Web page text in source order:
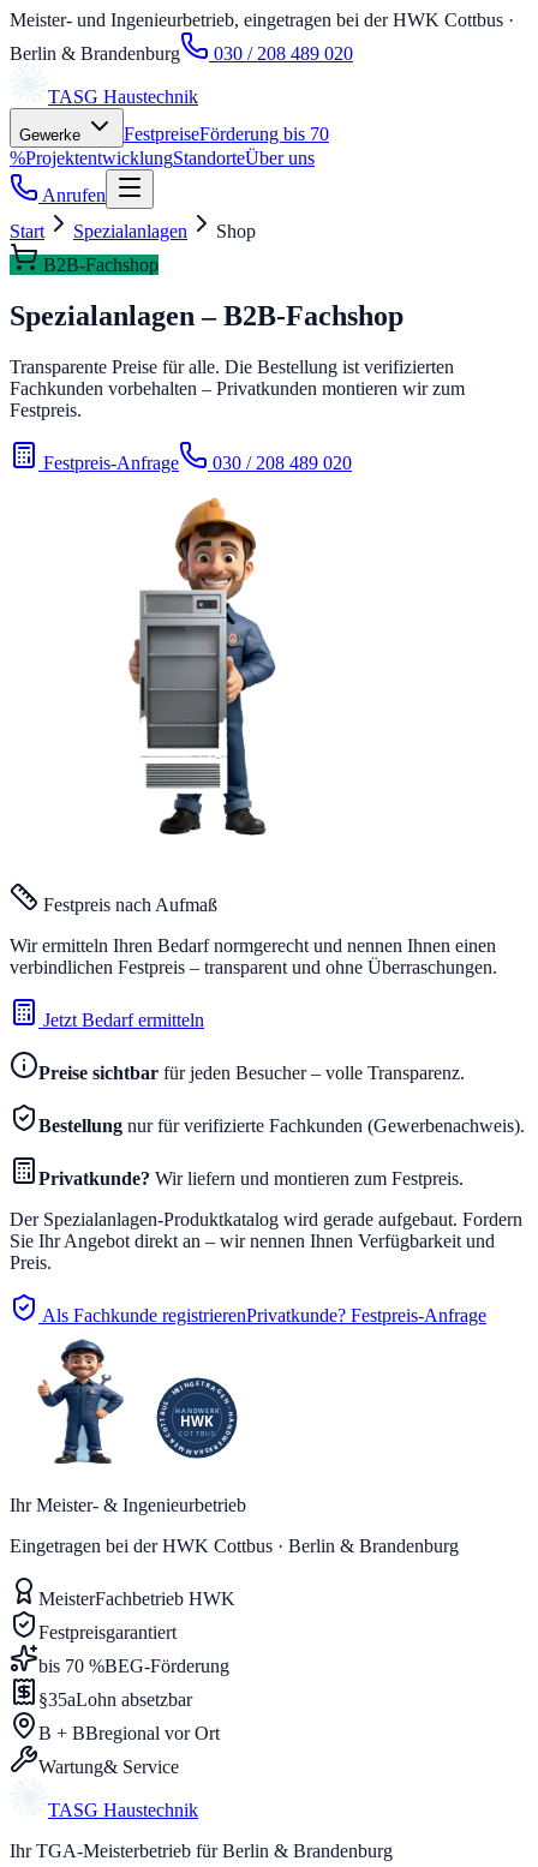
Meister- und Ingenieurbetrieb, eingetragen bei der HWK Cottbus ·
Berlin & Brandenburg
030 / 208 489 020
TASG Haustechnik
Gewerke FestpreiseFörderung bis 70
%ProjektentwicklungStandorteÜber uns
Anrufen
Start
Spezialanlagen
Shop
B2B-Fachshop
Spezialanlagen – B2B-Fachshop
Transparente Preise für alle. Die Bestellung ist verifizierten
Fachkunden vorbehalten – Privatkunden montieren wir zum
Festpreis.
Festpreis-Anfrage 030 / 208 489 020
Festpreis nach Aufmaß
Wir ermitteln Ihren Bedarf normgerecht und nennen Ihnen einen
verbindlichen Festpreis – transparent und ohne Überraschungen.
Jetzt Bedarf ermitteln
Preise sichtbar für jeden Besucher – volle Transparenz.
Bestellung nur für verifizierte Fachkunden (Gewerbenachweis).
Privatkunde? Wir liefern und montieren zum Festpreis.
Der Spezialanlagen-Produktkatalog wird gerade aufgebaut. Fordern
Sie Ihr Angebot direkt an – wir nennen Ihnen Verfügbarkeit und
Preis.
Als Fachkunde registrierenPrivatkunde? Festpreis-Anfrage
Ihr Meister- & Ingenieurbetrieb
Eingetragen bei der HWK Cottbus · Berlin & Brandenburg
MeisterFachbetrieb HWK
Festpreisgarantiert
bis 70 %BEG-Förderung
§35aLohn absetzbar
B + BBregional vor Ort
Wartung& Service
TASG Haustechnik
Ihr TGA-Meisterbetrieb für Berlin & Brandenburg